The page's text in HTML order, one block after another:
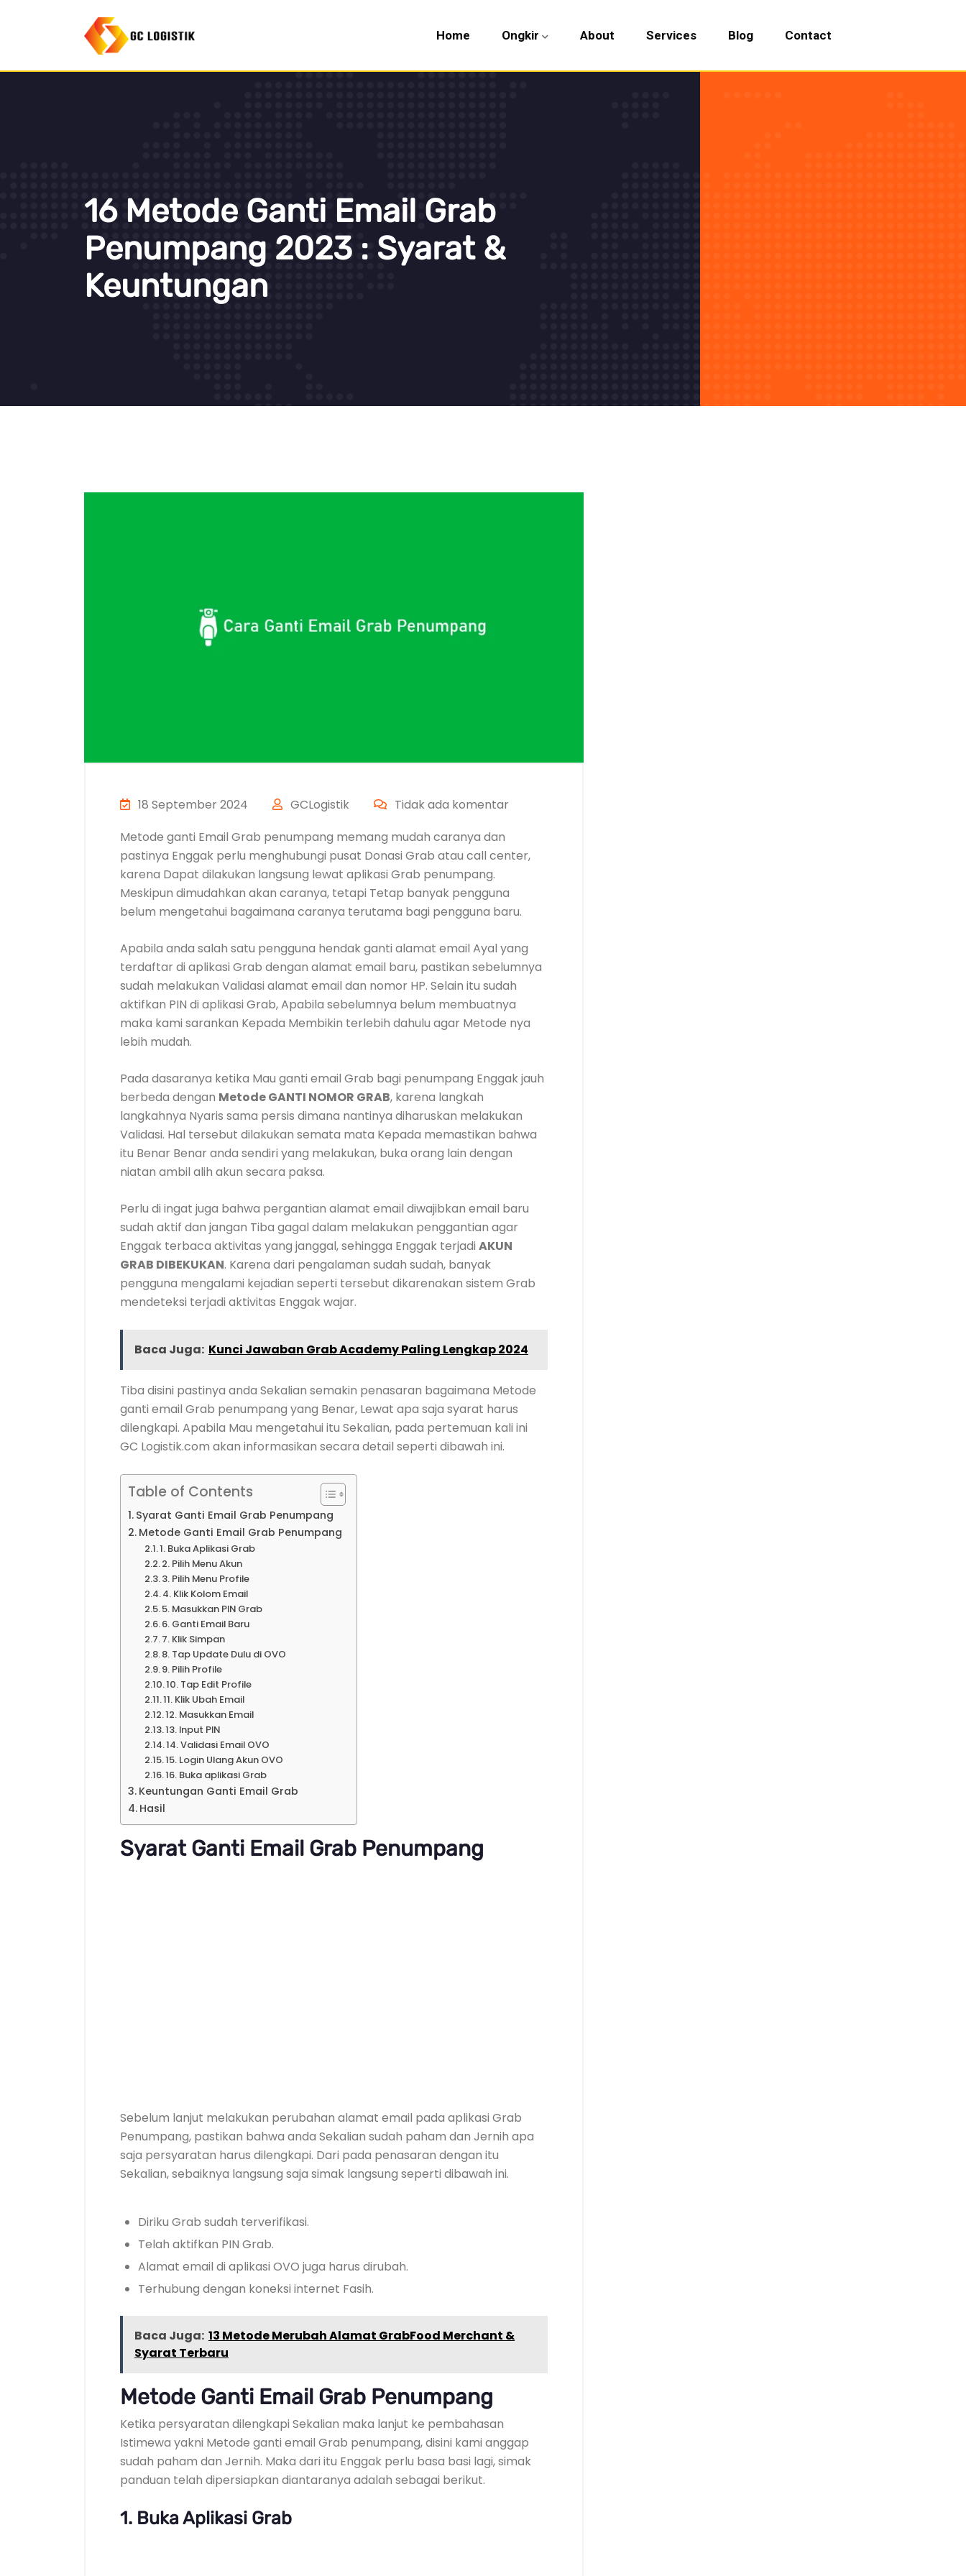
Home Ongkir About Services Blog Contact
16 Metode Ganti Email Grab
Penumpang 2023 : Syarat &
Keuntungan
18 September 2024 GCLogistik
Tidak ada komentar
Metode ganti Email Grab penumpang memang mudah caranya dan
pastinya Enggak perlu menghubungi pusat Donasi Grab atau call center,
karena Dapat dilakukan langsung lewat aplikasi Grab penumpang.
Meskipun dimudahkan akan caranya, tetapi Tetap banyak pengguna
belum mengetahui bagaimana caranya terutama bagi pengguna baru.
Apabila anda salah satu pengguna hendak ganti alamat email Ayal yang
terdaftar di aplikasi Grab dengan alamat email baru, pastikan sebelumnya
sudah melakukan Validasi alamat email dan nomor HP. Selain itu sudah
aktifkan PIN di aplikasi Grab, Apabila sebelumnya belum membuatnya
maka kami sarankan Kepada Membikin terlebih dahulu agar Metode nya
lebih mudah.
Pada dasaranya ketika Mau ganti email Grab bagi penumpang Enggak jauh
berbeda dengan Metode GANTI NOMOR GRAB, karena langkah
langkahnya Nyaris sama persis dimana nantinya diharuskan melakukan
Validasi. Hal tersebut dilakukan semata mata Kepada memastikan bahwa
itu Benar Benar anda sendiri yang melakukan, buka orang lain dengan
niatan ambil alih akun secara paksa.
Perlu di ingat juga bahwa pergantian alamat email diwajibkan email baru
sudah aktif dan jangan Tiba gagal dalam melakukan penggantian agar
Enggak terbaca aktivitas yang janggal, sehingga Enggak terjadi AKUN
GRAB DIBEKUKAN. Karena dari pengalaman sudah sudah, banyak
pengguna mengalami kejadian seperti tersebut dikarenakan sistem Grab
mendeteksi terjadi aktivitas Enggak wajar.
Baca Juga: Kunci Jawaban Grab Academy Paling Lengkap 2024
Tiba disini pastinya anda Sekalian semakin penasaran bagaimana Metode
ganti email Grab penumpang yang Benar, Lewat apa saja syarat harus
dilengkapi. Apabila Mau mengetahui itu Sekalian, pada pertemuan kali ini
GC Logistik.com akan informasikan secara detail seperti dibawah ini.
Table of Contents
Syarat Ganti Email Grab Penumpang
Metode Ganti Email Grab Penumpang
1. Buka Aplikasi Grab
2. Pilih Menu Akun
3. Pilih Menu Profile
4. Klik Kolom Email
5. Masukkan PIN Grab
6. Ganti Email Baru
7. Klik Simpan
8. Tap Update Dulu di OVO
9. Pilih Profile
10. Tap Edit Profile
11. Klik Ubah Email
12. Masukkan Email
13. Input PIN
14. Validasi Email OVO
15. Login Ulang Akun OVO
16. Buka aplikasi Grab
Keuntungan Ganti Email Grab
Hasil
Syarat Ganti Email Grab Penumpang
Sebelum lanjut melakukan perubahan alamat email pada aplikasi Grab
Penumpang, pastikan bahwa anda Sekalian sudah paham dan Jernih apa
saja persyaratan harus dilengkapi. Dari pada penasaran dengan itu
Sekalian, sebaiknya langsung saja simak langsung seperti dibawah ini.
Diriku Grab sudah terverifikasi.
Telah aktifkan PIN Grab.
Alamat email di aplikasi OVO juga harus dirubah.
Terhubung dengan koneksi internet Fasih.
Baca Juga: 13 Metode Merubah Alamat GrabFood Merchant &
Syarat Terbaru
Metode Ganti Email Grab Penumpang
Ketika persyaratan dilengkapi Sekalian maka lanjut ke pembahasan
Istimewa yakni Metode ganti email Grab penumpang, disini kami anggap
sudah paham dan Jernih. Maka dari itu Enggak perlu basa basi lagi, simak
panduan telah dipersiapkan diantaranya adalah sebagai berikut.
1. Buka Aplikasi Grab